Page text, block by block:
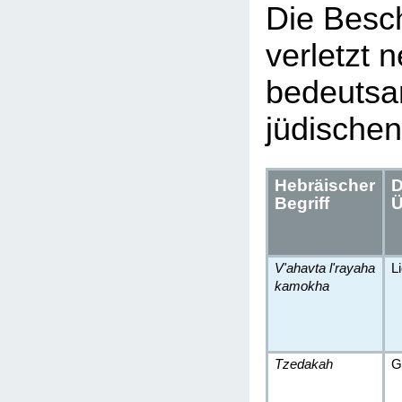
Die
verletzt
Hebräischer
Begriff
V'ahavta l'rayaha
kamokha
Tzedakah